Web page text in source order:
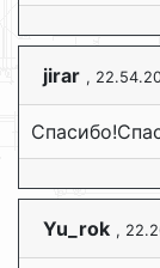
jirar ,
Yu_rok ,